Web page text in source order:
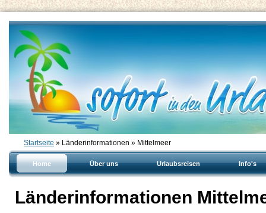
Startseite » Länderinformationen » Mittelmeer
Home Über uns Urlaubsreisen Info's
Länderinformationen